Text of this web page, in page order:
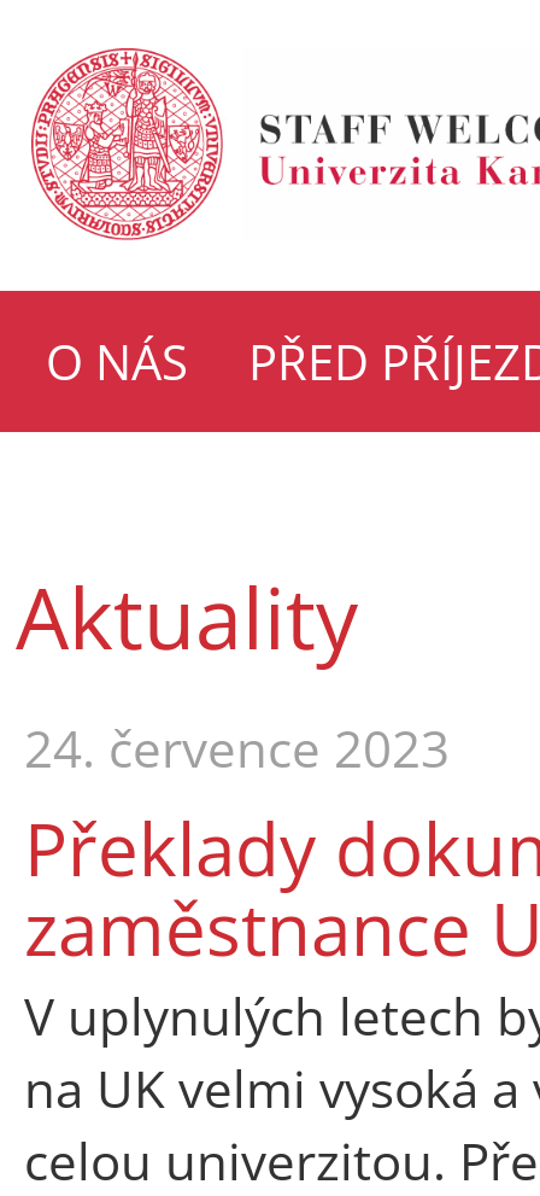
O NÁS PŘED
Aktuality
24. července 2023
Překlady
zaměstnance
V uplynulých letech
na UK velmi vysoká
celou univerzitou.